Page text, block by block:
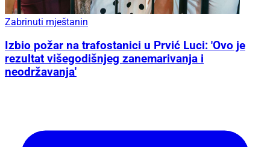
Zabrinuti mještanin
Izbio požar na trafostanici u Prvić Luci: 'Ovo je
rezultat višegodišnjeg zanemarivanja i
neodržavanja'